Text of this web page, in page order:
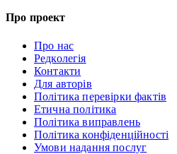
Про проект
Про нас
Редколегія
Контакти
Для авторів
Політика перевірки фактів
Етична політика
Політика виправлень
Політика конфіденційності
Умови надання послуг